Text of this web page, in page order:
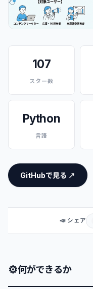
107
スター数
Python
言語
GitHubで見る ↗
📣 シェア
⚙何ができるか